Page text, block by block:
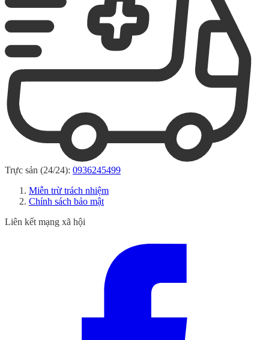
Trực sản (24/24): 0936245499
Miễn trừ trách nhiệm
Chính sách bảo mật
Liên kết mạng xã hội